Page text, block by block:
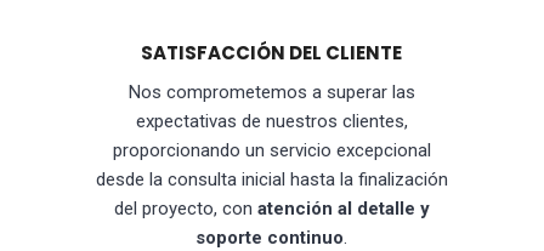
SATISFACCIÓN DEL CLIENTE
Nos comprometemos a superar las
expectativas de nuestros clientes,
proporcionando un servicio excepcional
desde la consulta inicial hasta la finalización
del proyecto, con atención al detalle y
soporte continuo.